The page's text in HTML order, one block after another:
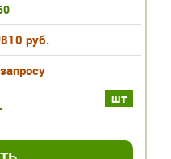
810 руб.
шт